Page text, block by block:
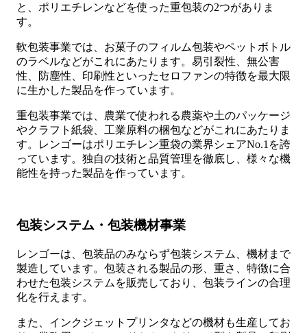
と、ポリエチレンなどを使った重包装の2つがありま
す。
軟包装事業では、お菓子のフィルム包装やペットボトル
のラベルなどがこれにあたります。易引裂性、無公害
性、防塵性、印刷性といったセロファンの特徴を最大限
に生かした製品を作っています。
重包装事業では、農業で使われる農薬や土のパッケージ
やクラフト紙袋、工業原料の梱包などがこれにあたりま
す。レンゴーはポリエチレン重袋の業界シェアNo.1を誇
っています。独自の技術と品質管理を徹底し、様々な機
能性を持った製品を作っています。
包装システム・包装機材事業
レンゴーは、包装品のみならず包装システム、機材まで
製造しています。包装される製品の形、重さ、特徴に合
わせた包装システムを販売しており、包装ラインの合理
化を行えます。
また、インクジェットプリンタなどの機材も生産してお